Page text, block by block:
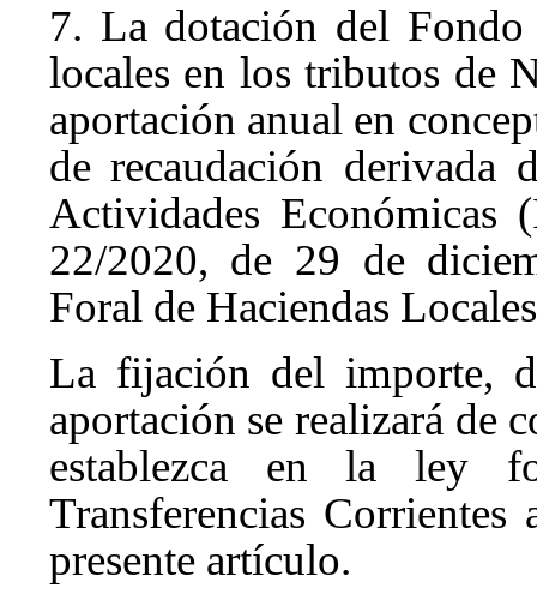
7. La dotación del Fondo
locales en los tributos de
aportación anual en
de recaudación derivada
Actividades
22/2020, de 29 de
Foral de Haciendas
La fijación del importe,
aportación se realizará de
establezca en la ley
Transferencias
presente artículo.